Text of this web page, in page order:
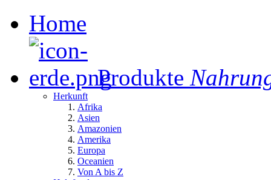
Home
Produkte
Herkunft
Afrika
Asien
Amazonien
Amerika
Europa
Oceanien
Von A bis Z